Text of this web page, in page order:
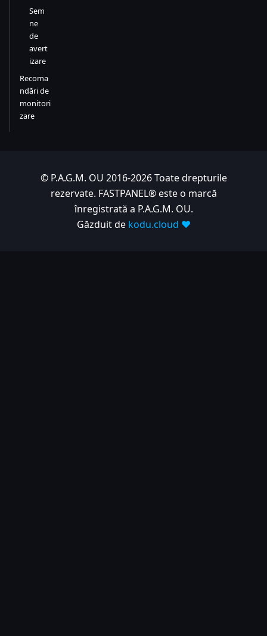
Sem
ne
de
avert
izare
Recoma
ndări de
monitori
zare
© P.A.G.M. OU 2016-2026 Toate drepturile
rezervate. FASTPANEL® este o marcă
înregistrată a P.A.G.M. OU.
Găzduit de kodu.cloud ❤️